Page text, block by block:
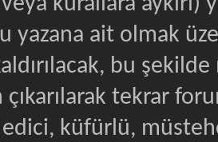
yazana ait olmak
bu
tekrar
küfürlü,